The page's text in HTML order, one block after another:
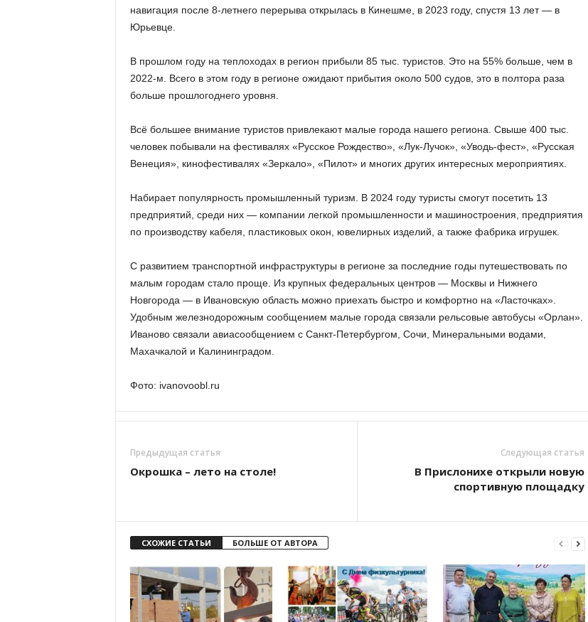
навигация после 8-летнего перерыва открылась в Кинешме, в 2023 году, спустя 13 лет — в
Юрьевце.
В прошлом году на теплоходах в регион прибыли 85 тыс. туристов. Это на 55% больше, чем в
2022-м. Всего в этом году в регионе ожидают прибытия около 500 судов, это в полтора раза
больше прошлогоднего уровня.
Всё большее внимание туристов привлекают малые города нашего региона. Свыше 400 тыс.
человек побывали на фестивалях «Русское Рождество», «Лук-Лучок», «Уводь-фест», «Русская
Венеция», кинофестивалях «Зеркало», «Пилот» и многих других интересных мероприятиях.
Набирает популярность промышленный туризм. В 2024 году туристы смогут посетить 13
предприятий, среди них — компании легкой промышленности и машиностроения, предприятия
по производству кабеля, пластиковых окон, ювелирных изделий, а также фабрика игрушек.
С развитием транспортной инфраструктуры в регионе за последние годы путешествовать по
малым городам стало проще. Из крупных федеральных центров — Москвы и Нижнего
Новгорода — в Ивановскую область можно приехать быстро и комфортно на «Ласточках».
Удобным железнодорожным сообщением малые города связали рельсовые автобусы «Орлан».
Иваново связали авиасообщением с Санкт-Петербургом, Сочи, Минеральными водами,
Махачкалой и Калининградом.
Фото: ivanovoobl.ru
Предыдущая статья
Окрошка – лето на столе!
Следующая статья
В Прислонихе открыли новую
спортивную площадку
СХОЖИЕ СТАТЬИ БОЛЬШЕ ОТ АВТОРА